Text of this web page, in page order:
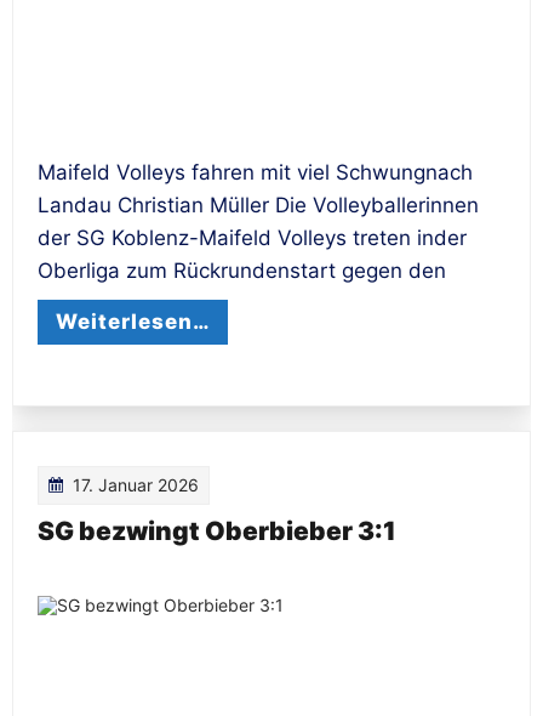
Maifeld Volleys fahren mit viel Schwungnach
Landau Christian Müller Die Volleyballerinnen
der SG Koblenz-Maifeld Volleys treten inder
Oberliga zum Rückrundenstart gegen den
Weiterlesen…
17. Januar 2026
SG bezwingt Oberbieber 3:1